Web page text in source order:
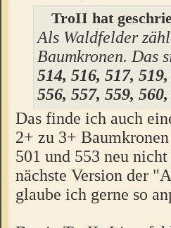
TroII hat
Als Waldfelder
Baumkronen. Das
514, 516, 517,
556, 557, 559, 560,
Das finde ich auch
2+ zu 3+
501 und 553 neu
nächste Version der
glaube ich gerne so